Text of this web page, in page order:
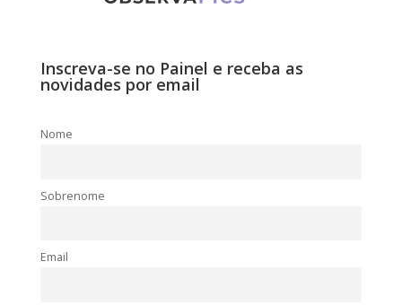
Inscreva-se no Painel e receba as
novidades por email
Nome
Sobrenome
Email